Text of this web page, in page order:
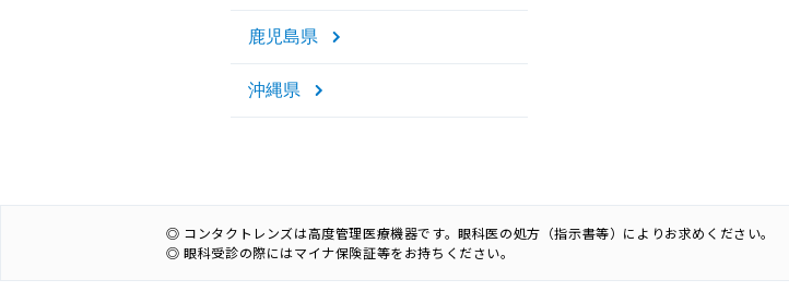
鹿児島県
沖縄県
◎ コンタクトレンズは高度管理医療機器です。眼科医の処方（指示書等）によりお求めください。
◎ 眼科受診の際にはマイナ保険証等をお持ちください。